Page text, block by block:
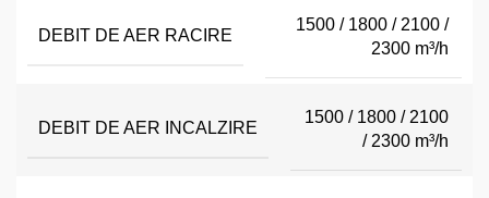
DEBIT DE AER RACIRE
1500 / 1800 / 2100 /
2300 m³/h
DEBIT DE AER INCALZIRE
1500 / 1800 / 2100
/ 2300 m³/h